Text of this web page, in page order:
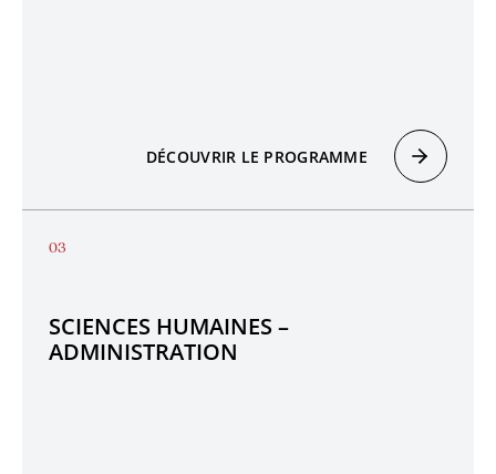
DÉCOUVRIR LE PROGRAMME
SCIENCES HUMAINES –
ADMINISTRATION